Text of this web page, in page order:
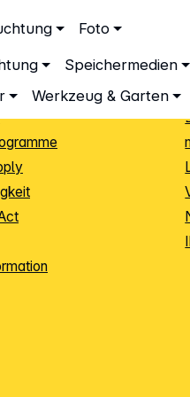
Foto
Speichermedien
Werkzeug & Garten